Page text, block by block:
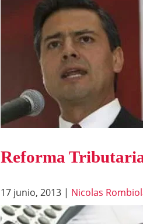
Reforma
17 junio, 2013 | Nicolas